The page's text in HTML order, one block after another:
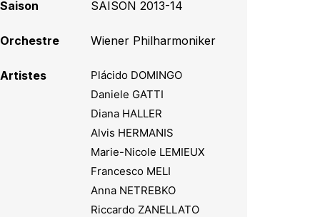
Saison SAISON 2013-14
Orchestre Wiener Philharmoniker
Artistes
Plácido DOMINGO
Daniele GATTI
Diana HALLER
Alvis HERMANIS
Marie-Nicole LEMIEUX
Francesco MELI
Anna NETREBKO
Riccardo ZANELLATO